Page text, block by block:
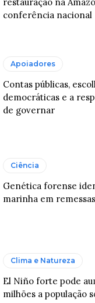
conferência nacional
Apoiadores
Contas públicas,
democráticas e a
de governar
Ciência
Genética forense
marinha em
Clima e Natureza
El Niño forte pode
milhões a população